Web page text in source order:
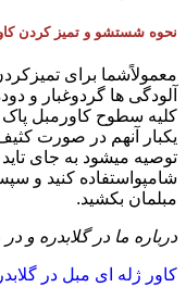
نحوه شستشو و تمیز کردن
معمولاًشما برای
آلودگی ها گردوغبار و
کلیه سطوح کاورمبل پاک
یکبار آنهم در صورت
توصیه میشود به جای
شامپواستفاده کنید و
مبلمان بکشید.
درباره ما در گلابدره و
کاور ژله ای مبل در